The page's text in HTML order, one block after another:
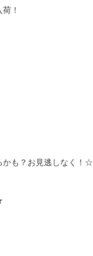
！
かも？お見逃しなく！☆